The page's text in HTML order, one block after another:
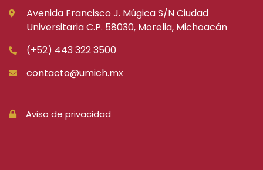
Avenida Francisco J. Múgica S/N Ciudad
Universitaria C.P. 58030, Morelia, Michoacán
(+52) 443 322 3500
contacto@umich.mx
Aviso de privacidad